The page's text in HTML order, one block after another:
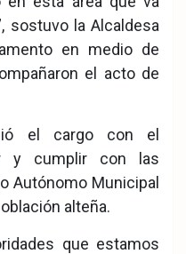
sostuvo la Alcaldesa
en medio de
el acto de
el cargo con el
y cumplir con las
Autónomo Municipal
alteña.
que estamos